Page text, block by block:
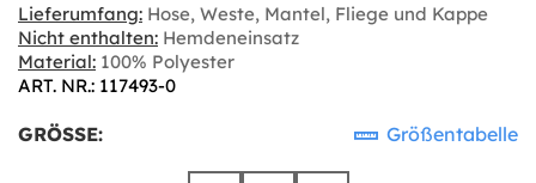
Lieferumfang: Hose, Weste, Mantel, Fliege und Kappe
Nicht enthalten: Hemdeneinsatz
Material: 100% Polyester
ART. NR.: 117493-0
GRÖSSE: Größentabelle